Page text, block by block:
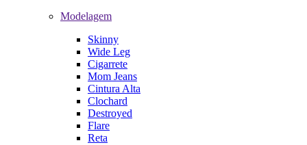
Modelagem
Skinny
Wide Leg
Cigarrete
Mom Jeans
Cintura Alta
Clochard
Destroyed
Flare
Reta